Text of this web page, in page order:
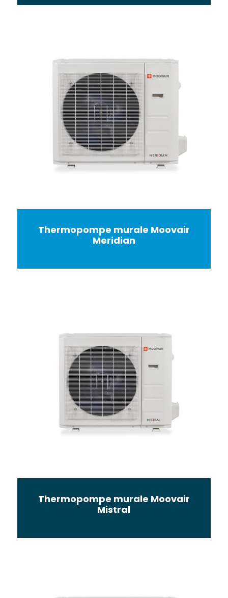
Thermopompe murale Moovair
Meridian
Thermopompe murale Moovair
Mistral